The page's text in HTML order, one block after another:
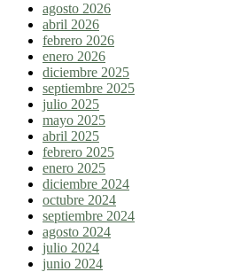
agosto 2026
abril 2026
febrero 2026
enero 2026
diciembre 2025
septiembre 2025
julio 2025
mayo 2025
abril 2025
febrero 2025
enero 2025
diciembre 2024
octubre 2024
septiembre 2024
agosto 2024
julio 2024
junio 2024